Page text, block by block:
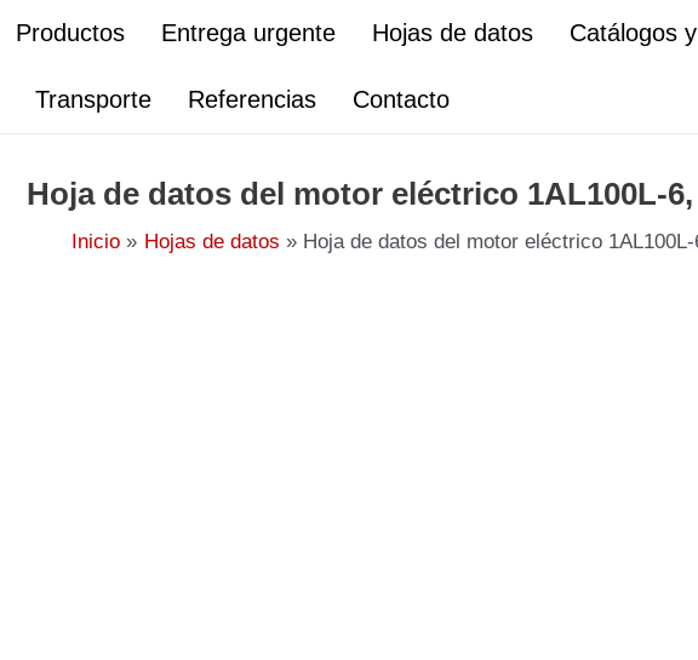
Productos Entrega urgente Hojas de datos Catálogos
Transporte Referencias Contacto
Hoja de datos del motor eléctrico 1AL100L-6,
Inicio Hojas de datos Hoja de datos del motor eléctrico